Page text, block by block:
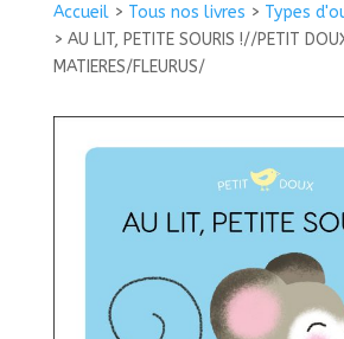
Accueil> Tous nos livres > Types
> AU LIT, PETITE SOURIS !//PETIT
MATIERES/FLEURUS/
LIT,
PETITE